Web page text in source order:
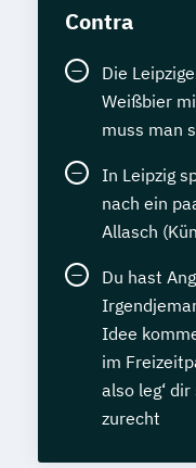
Contra
Die
Weißbier
muss man
In Leipzig
nach ein
Allasch
Du hast
Idee
im
also leg‘
zurecht